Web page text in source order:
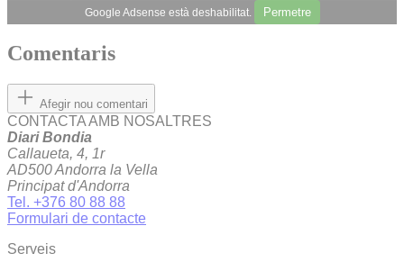
Google Adsense està deshabilitat. Permetre
Comentaris
Afegir nou comentari
CONTACTA AMB NOSALTRES
Diari Bondia
Callaueta, 4, 1r
AD500 Andorra la Vella
Principat d'Andorra
Tel. +376 80 88 88
Formulari de contacte
Serveis